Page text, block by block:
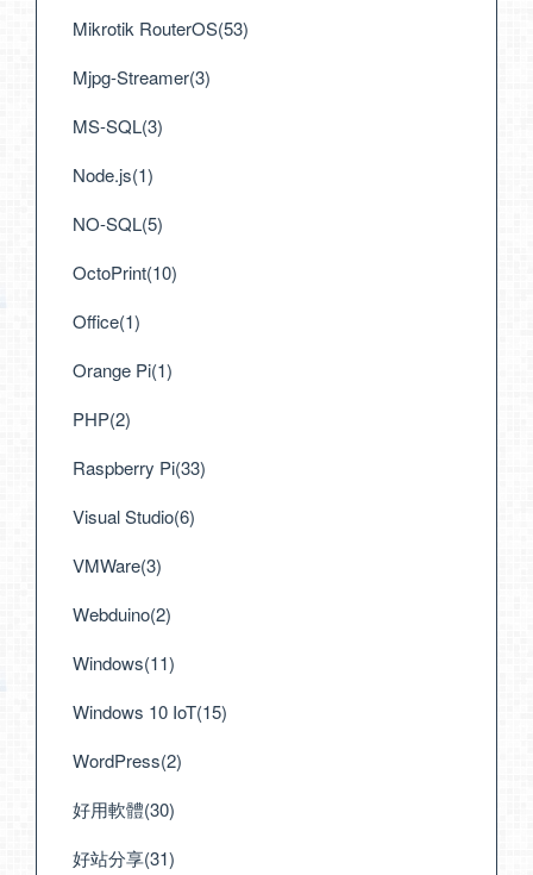
Mikrotik RouterOS(53)
Mjpg-Streamer(3)
MS-SQL(3)
Node.js(1)
NO-SQL(5)
OctoPrint(10)
Office(1)
Orange Pi(1)
PHP(2)
Raspberry Pi(33)
Visual Studio(6)
VMWare(3)
Webduino(2)
Windows(11)
Windows 10 IoT(15)
WordPress(2)
好用軟體(30)
好站分享(31)